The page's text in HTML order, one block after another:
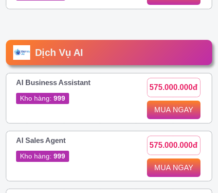
Dịch Vụ AI
AI Business Assistant
Kho hàng: 999
575.000.000đ
MUA NGAY
AI Sales Agent
Kho hàng: 999
575.000.000đ
MUA NGAY